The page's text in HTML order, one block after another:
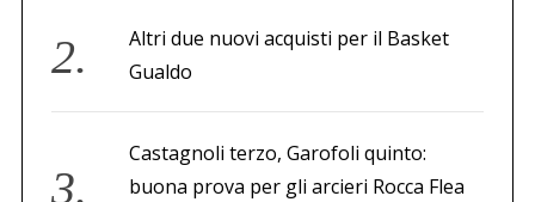
Altri due nuovi acquisti per il Basket
Gualdo
Castagnoli terzo, Garofoli quinto:
buona prova per gli arcieri Rocca Flea